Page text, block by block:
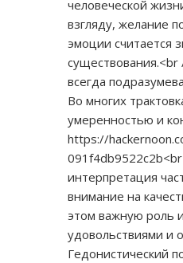
человеческой
взгляду, желание
эмоции считается
всегда
Во многих
умеренностью и
https://
091f4db9522c2b<br
интерпретация
внимание на
этом важную роль
удовольствиями и
Гедонистический